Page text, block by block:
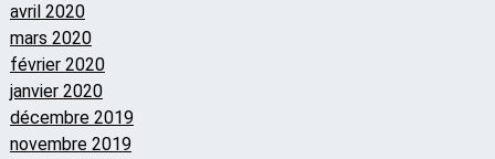
avril 2020
mars 2020
février 2020
janvier 2020
décembre 2019
novembre 2019